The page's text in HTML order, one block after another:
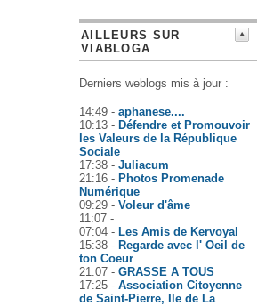
AILLEURS SUR
VIABLOGA
Derniers weblogs mis à jour :
14:49 - aphanese....
10:13 - Défendre et Promouvoir
les Valeurs de la République
Sociale
17:38 - Juliacum
21:16 - Photos Promenade
Numérique
09:29 - Voleur d'âme
11:07 -
07:04 - Les Amis de Kervoyal
15:38 - Regarde avec l' Oeil de
ton Coeur
21:07 - GRASSE A TOUS
17:25 - Association Citoyenne
de Saint-Pierre, Ile de La